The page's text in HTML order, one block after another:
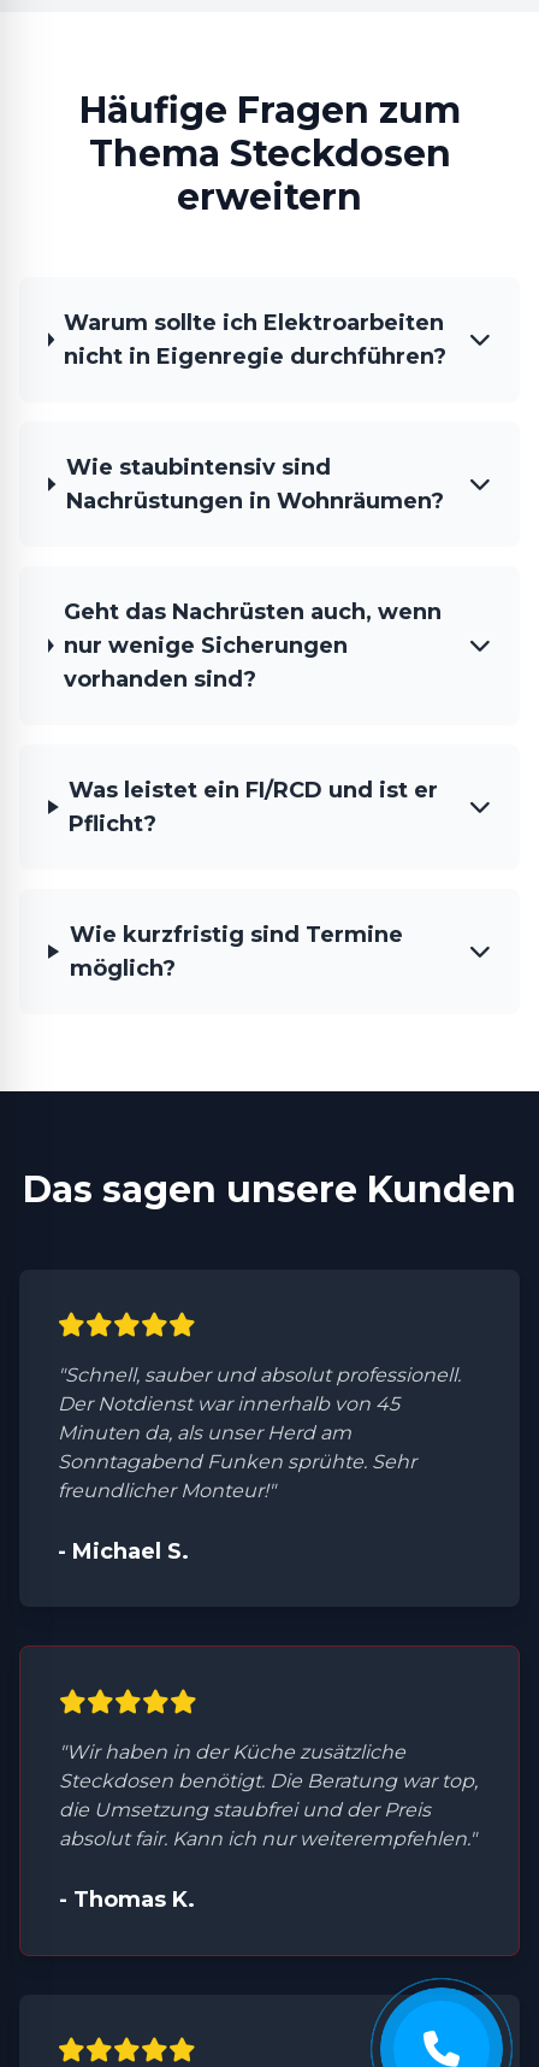
Häufige Fragen zum
Thema Steckdosen
erweitern
Warum sollte ich Elektroarbeiten
nicht in Eigenregie durchführen?
Wie staubintensiv sind
Nachrüstungen in Wohnräumen?
Geht das Nachrüsten auch, wenn
nur wenige Sicherungen
vorhanden sind?
Was leistet ein FI/RCD und ist er
Pflicht?
Wie kurzfristig sind Termine
möglich?
Das sagen unsere Kunden
"Schnell, sauber und absolut professionell.
Der Notdienst war innerhalb von 45
Minuten da, als unser Herd am
Sonntagabend Funken sprühte. Sehr
freundlicher Monteur!"
- Michael S.
"Wir haben in der Küche zusätzliche
Steckdosen benötigt. Die Beratung war top,
die Umsetzung staubfrei und der Preis
absolut fair. Kann ich nur weiterempfehlen."
- Thomas K.